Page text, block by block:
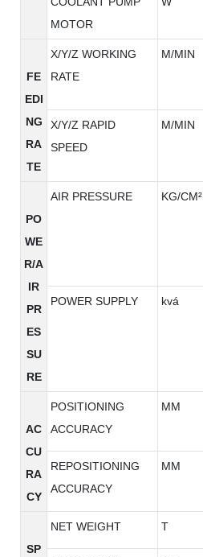
MOTOR
FE
EDI
NG
RA
TE
X/Y/Z WORKING
RATE
M/MIN
X/Y/Z RAPID
SPEED
M/MIN
PO
WE
R/A
IR
PR
ES
SU
RE
AIR PRESSURE KG/CM²
POWER SUPPLY kvá
AC
CU
RA
CY
POSITIONING
ACCURACY
MM
REPOSITIONING
ACCURACY
MM
SP
NET WEIGHT T